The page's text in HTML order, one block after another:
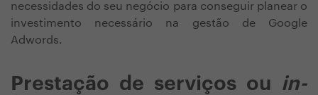
necessidades do seu negócio para conseguir planear o
investimento necessário na gestão de Google
Adwords.
Prestação de serviços ou in-